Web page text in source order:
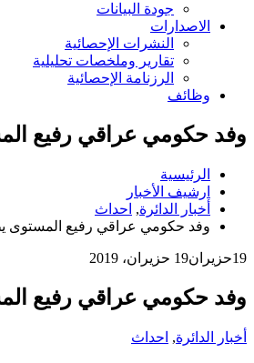
جودة البيانات
الاصدارات
النشرات الإحصائية
تقارير وملخصات تحليلية
الرزنامة الإحصائية
وظائف
وفد حكومي عراقي رفيع
الرئيسية
ارشيف الأخبار
أخبار الدائرة, احداث
وفد حكومي عراقي رفيع المستوى
19حزيران19 حزيران، 2019
وفد حكومي عراقي رفيع
أخبار الدائرة, احداث